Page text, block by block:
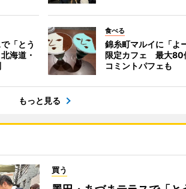
「とう
海道・
食べる
錦糸町マルイに「よ
限定カフェ 最大80
コミントパフェも
もっと見る
買う